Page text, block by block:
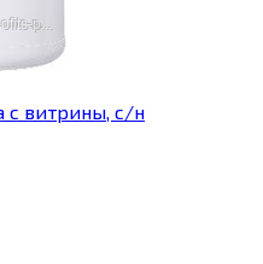
c витрины, с/н